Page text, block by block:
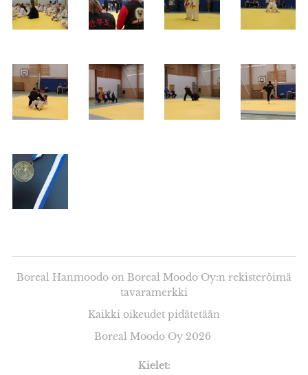
Boreal Hanmoodo on Boreal Moodo Oy:n rekisteröimä
tavaramerkki
Kaikki oikeudet pidätetään
Boreal Moodo Oy 2026
Kielet